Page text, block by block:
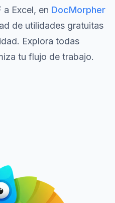
Excel, en DocMorpher
de utilidades gratuitas
Explora todas
tu flujo de trabajo.